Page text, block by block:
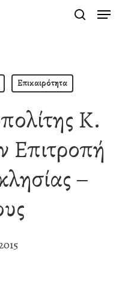
Επικαιρότητα
Κ.
Επιτροπή
–